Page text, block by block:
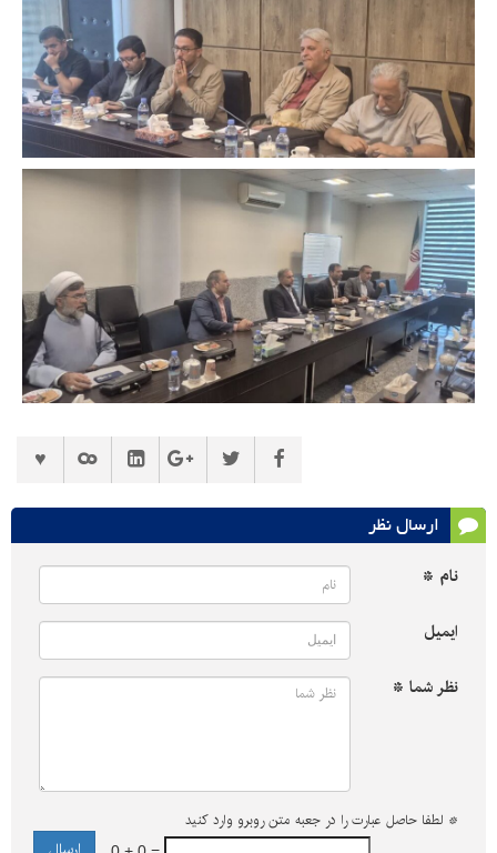
ارسال نظر
نام *
ایمیل
نظر شما *
* لطفا حاصل عبارت را در جعبه متن روبرو وارد کنید